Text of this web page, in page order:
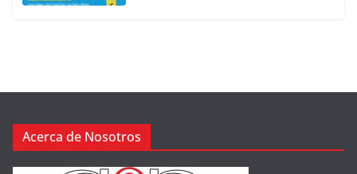
Acerca de Nosotros